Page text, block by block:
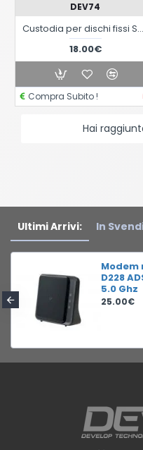
DEV74
Custodia per dischi fissi SSD M2 da 10Gbps NVME e SATA Dual Protocol M.2 a USB
18.00€
Compra Subito !
Hai
Ultimi Arrivi: In
Modem
D228
5.0 Ghz
25.00€